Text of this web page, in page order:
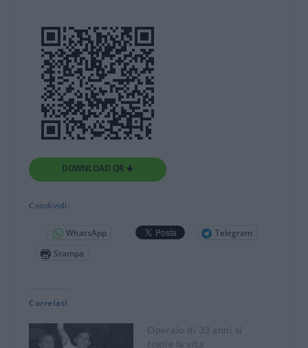
DOWNLOAD QR 🠋
Condividi:
WhatsApp
Telegram
Stampa
Correlati
Operaio di 33 anni si
toglie la vita